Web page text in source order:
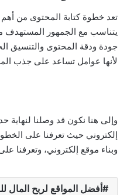
تعد خطوة كتابة المحتوى من
يتناسب مع الجمهور المستهدف
جودة ودقة المحتوى والتنسيق
لأنها عوامل تساعد على جذب
وإلى هنا نكون قد وصلنا لنهاية
إلكتروني حيث تعرفنا على
وبناء موقع إلكتروني، وتعرفنا
أفضل المواقع لربح المال